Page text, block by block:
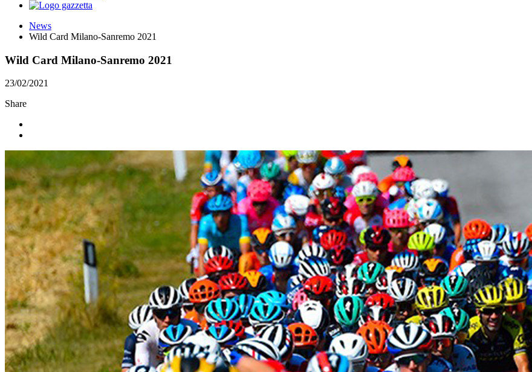
News
Wild Card Milano-Sanremo 2021
Wild Card Milano-Sanremo 2021
23/02/2021
Share